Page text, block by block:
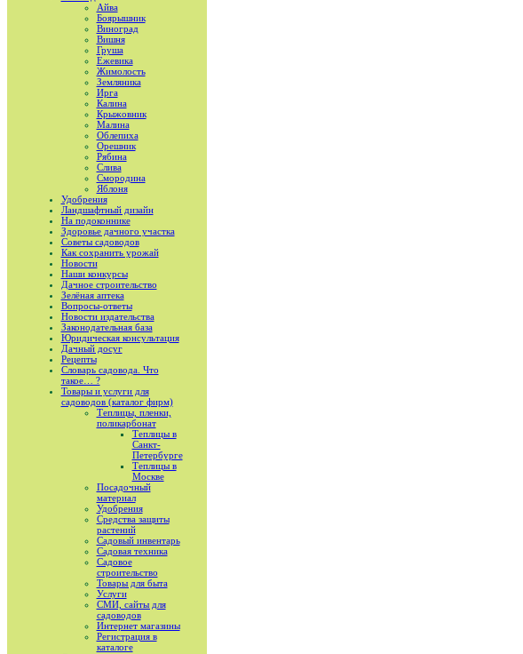
Айва
Боярышник
Виноград
Вишня
Груша
Ежевика
Жимолость
Земляника
Ирга
Калина
Крыжовник
Малина
Облепиха
Орешник
Рябина
Слива
Смородина
Яблоня
Удобрения
Ландшафтный дизайн
На подоконнике
Здоровье дачного участка
Советы садоводов
Как сохранить урожай
Новости
Наши конкурсы
Дачное строительство
Зелёная аптека
Вопросы-ответы
Новости издательства
Законодательная база
Юридическая консультация
Дачный досуг
Рецепты
Словарь садовода. Что
такое… ?
Товары и услуги для
садоводов (каталог фирм)
Теплицы, пленки,
поликарбонат
Теплицы в
Санкт-
Петербурге
Теплицы в
Москве
Посадочный
материал
Удобрения
Средства защиты
растений
Садовый инвентарь
Садовая техника
Садовое
строительство
Товары для быта
Услуги
СМИ, сайты для
садоводов
Интернет магазины
Регистрация в
каталоге